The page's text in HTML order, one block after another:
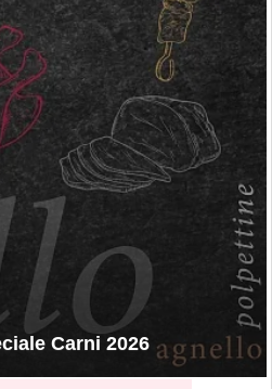
Carni 2026